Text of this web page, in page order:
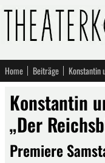
Home Beiträge
Konstantin
„Der
Premiere